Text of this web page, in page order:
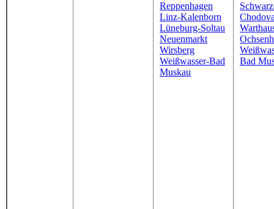
Reppenhagen
Linz-Kalenborn
Lüneburg-Soltau
Neuenmarkt
Wirsberg
Weißwasser-Bad
Muskau
Bad